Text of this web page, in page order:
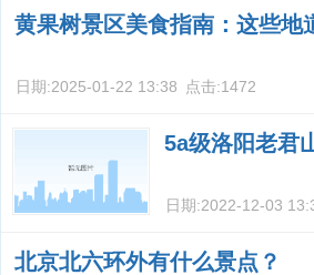
黄果树景区美食指南：这些地
日期:2025-01-22 13:38 点击:1472
5a级洛阳老君
日期:2022-12-03
北京北六环外有什么景点？